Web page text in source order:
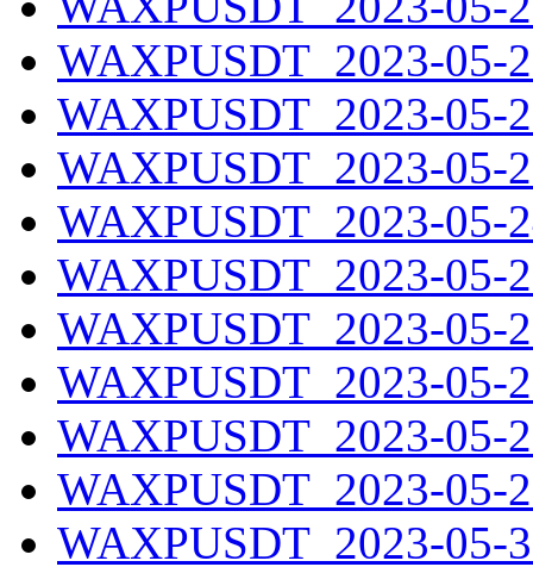
WAXPUSDT_2023-05-
WAXPUSDT_2023-05-
WAXPUSDT_2023-05-
WAXPUSDT_2023-05-
WAXPUSDT_2023-05-
WAXPUSDT_2023-05-
WAXPUSDT_2023-05-
WAXPUSDT_2023-05-
WAXPUSDT_2023-05-
WAXPUSDT_2023-05-